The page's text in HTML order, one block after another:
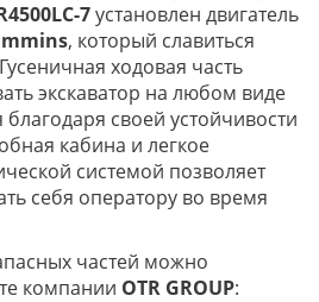
LC-7установлен двигатель
, который славиться
ходовая часть
экскаватор на любом виде
своей устойчивости
кабина и легкое
системой позволяет
себя оператору во время
частей можно
компании OTR GROUP: